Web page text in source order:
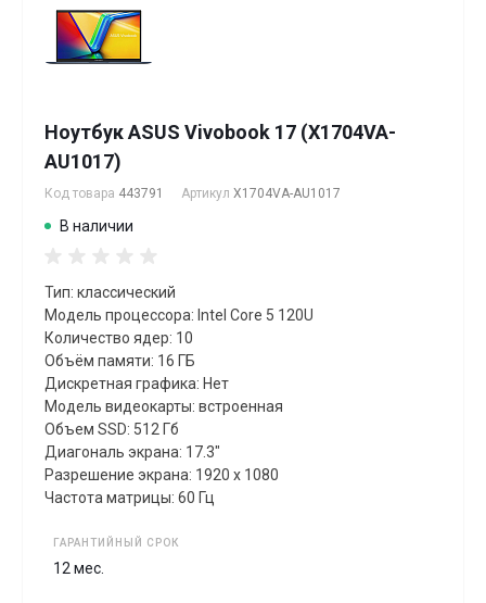
Ноутбук ASUS Vivobook 17 (X1704VA-
AU1017)
Код товара 443791 Артикул X1704VA-AU1017
В наличии
Тип: классический
Модель процессора: Intel Core 5 120U
Количество ядер: 10
Объём памяти: 16 ГБ
Дискретная графика: Нет
Модель видеокарты: встроенная
Объем SSD: 512 Гб
Диагональ экрана: 17.3"
Разрешение экрана: 1920 x 1080
Частота матрицы: 60 Гц
ГАРАНТИЙНЫЙ СРОК
12 мес.